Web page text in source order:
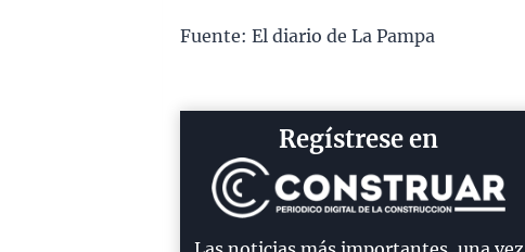
Fuente: El diario de La Pampa
Regístrese en